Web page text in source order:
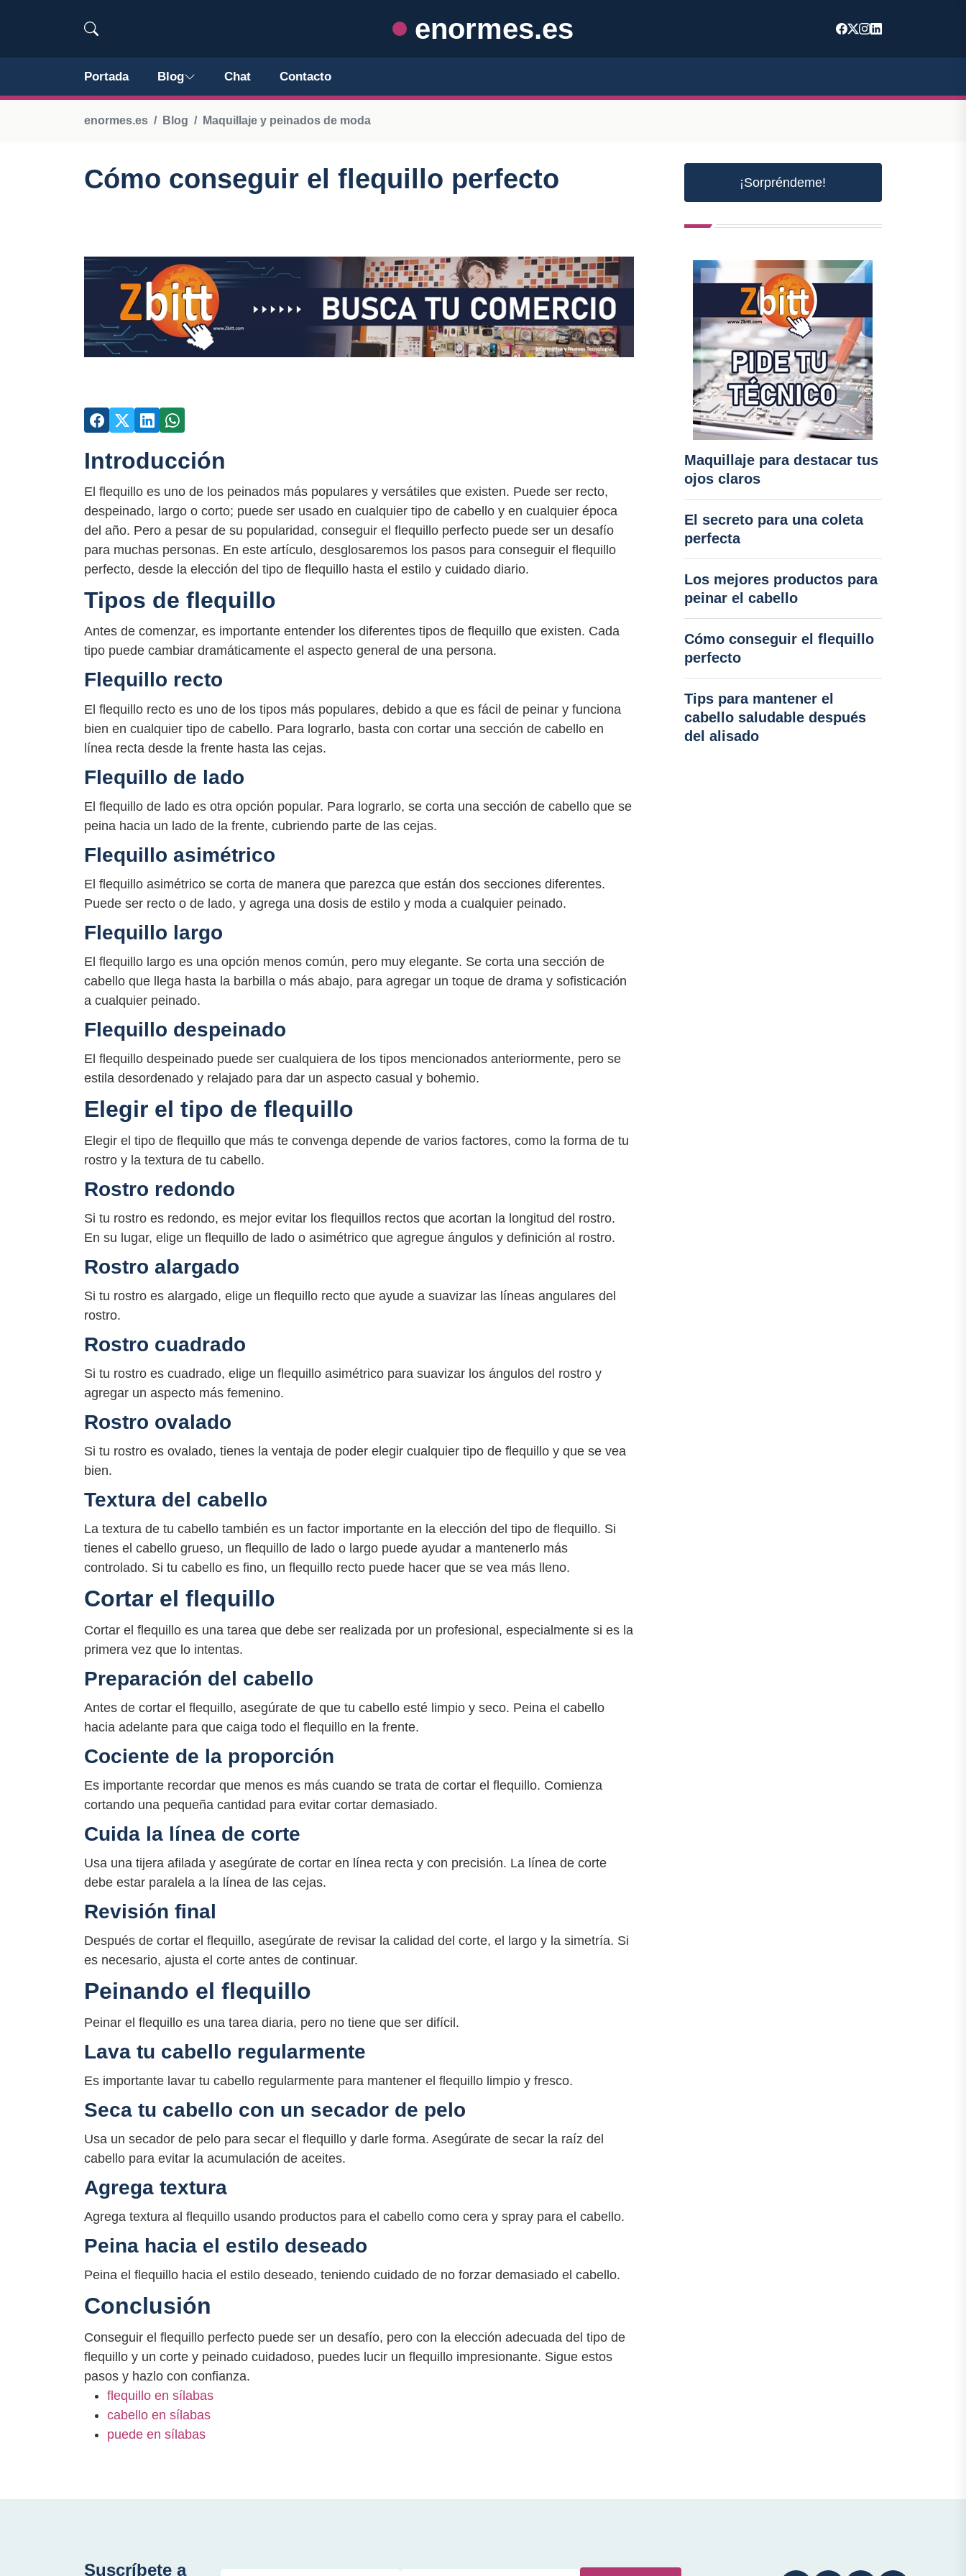
enormes.es
Portada Blog Chat Contacto
enormes.es Blog Maquillaje y peinados de moda
Cómo conseguir el flequillo perfecto
Introducción
El flequillo es uno de los peinados más populares y versátiles que existen. Puede ser recto,
despeinado, largo o corto; puede ser usado en cualquier tipo de cabello y en cualquier época
del año. Pero a pesar de su popularidad, conseguir el flequillo perfecto puede ser un desafío
para muchas personas. En este artículo, desglosaremos los pasos para conseguir el flequillo
perfecto, desde la elección del tipo de flequillo hasta el estilo y cuidado diario.
Tipos de flequillo
Antes de comenzar, es importante entender los diferentes tipos de flequillo que existen. Cada
tipo puede cambiar dramáticamente el aspecto general de una persona.
Flequillo recto
El flequillo recto es uno de los tipos más populares, debido a que es fácil de peinar y funciona
bien en cualquier tipo de cabello. Para lograrlo, basta con cortar una sección de cabello en
línea recta desde la frente hasta las cejas.
Flequillo de lado
El flequillo de lado es otra opción popular. Para lograrlo, se corta una sección de cabello que se
peina hacia un lado de la frente, cubriendo parte de las cejas.
Flequillo asimétrico
El flequillo asimétrico se corta de manera que parezca que están dos secciones diferentes.
Puede ser recto o de lado, y agrega una dosis de estilo y moda a cualquier peinado.
Flequillo largo
El flequillo largo es una opción menos común, pero muy elegante. Se corta una sección de
cabello que llega hasta la barbilla o más abajo, para agregar un toque de drama y sofisticación
a cualquier peinado.
Flequillo despeinado
El flequillo despeinado puede ser cualquiera de los tipos mencionados anteriormente, pero se
estila desordenado y relajado para dar un aspecto casual y bohemio.
Elegir el tipo de flequillo
Elegir el tipo de flequillo que más te convenga depende de varios factores, como la forma de tu
rostro y la textura de tu cabello.
Rostro redondo
Si tu rostro es redondo, es mejor evitar los flequillos rectos que acortan la longitud del rostro.
En su lugar, elige un flequillo de lado o asimétrico que agregue ángulos y definición al rostro.
Rostro alargado
Si tu rostro es alargado, elige un flequillo recto que ayude a suavizar las líneas angulares del
rostro.
Rostro cuadrado
Si tu rostro es cuadrado, elige un flequillo asimétrico para suavizar los ángulos del rostro y
agregar un aspecto más femenino.
Rostro ovalado
Si tu rostro es ovalado, tienes la ventaja de poder elegir cualquier tipo de flequillo y que se vea
bien.
Textura del cabello
La textura de tu cabello también es un factor importante en la elección del tipo de flequillo. Si
tienes el cabello grueso, un flequillo de lado o largo puede ayudar a mantenerlo más
controlado. Si tu cabello es fino, un flequillo recto puede hacer que se vea más lleno.
Cortar el flequillo
Cortar el flequillo es una tarea que debe ser realizada por un profesional, especialmente si es la
primera vez que lo intentas.
Preparación del cabello
Antes de cortar el flequillo, asegúrate de que tu cabello esté limpio y seco. Peina el cabello
hacia adelante para que caiga todo el flequillo en la frente.
Cociente de la proporción
Es importante recordar que menos es más cuando se trata de cortar el flequillo. Comienza
cortando una pequeña cantidad para evitar cortar demasiado.
Cuida la línea de corte
Usa una tijera afilada y asegúrate de cortar en línea recta y con precisión. La línea de corte
debe estar paralela a la línea de las cejas.
Revisión final
Después de cortar el flequillo, asegúrate de revisar la calidad del corte, el largo y la simetría. Si
es necesario, ajusta el corte antes de continuar.
Peinando el flequillo
Peinar el flequillo es una tarea diaria, pero no tiene que ser difícil.
Lava tu cabello regularmente
Es importante lavar tu cabello regularmente para mantener el flequillo limpio y fresco.
Seca tu cabello con un secador de pelo
Usa un secador de pelo para secar el flequillo y darle forma. Asegúrate de secar la raíz del
cabello para evitar la acumulación de aceites.
Agrega textura
Agrega textura al flequillo usando productos para el cabello como cera y spray para el cabello.
Peina hacia el estilo deseado
Peina el flequillo hacia el estilo deseado, teniendo cuidado de no forzar demasiado el cabello.
Conclusión
Conseguir el flequillo perfecto puede ser un desafío, pero con la elección adecuada del tipo de
flequillo y un corte y peinado cuidadoso, puedes lucir un flequillo impresionante. Sigue estos
pasos y hazlo con confianza.
flequillo en sílabas
cabello en sílabas
puede en sílabas
¡Sorpréndeme!
Maquillaje para destacar tus
ojos claros
El secreto para una coleta
perfecta
Los mejores productos para
peinar el cabello
Cómo conseguir el flequillo
perfecto
Tips para mantener el
cabello saludable después
del alisado
Suscríbete a